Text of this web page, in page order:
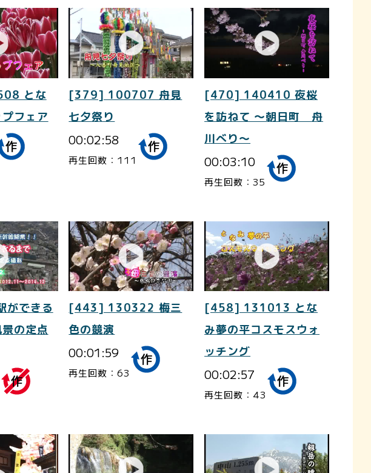
とな
フェア
[379] 100707 舟見
七夕祭り
00:02:58
再生回数：111
[470] 140410 夜桜
を訪ねて ～朝日町 舟
川べり～
00:03:10
再生回数：35
できる
の定点
[443] 130322 梅三
色の競演
00:01:59
再生回数：63
[458] 131013 とな
み夢の平コスモスウォ
ッチング
00:02:57
再生回数：43